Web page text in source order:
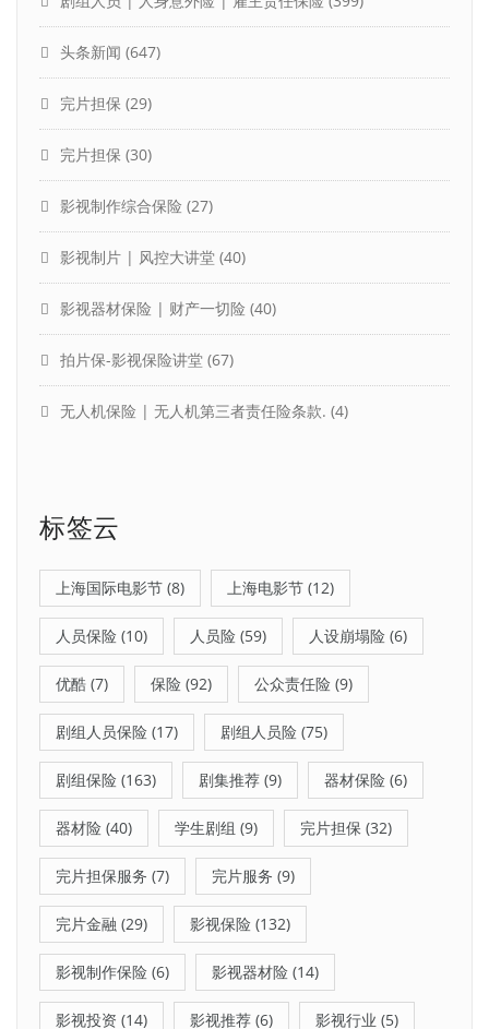
头条新闻 (647)
完片担保 (29)
完片担保 (30)
影视制作综合保险 (27)
影视制片 | 风控大讲堂 (40)
影视器材保险 | 财产一切险 (40)
拍片保-影视保险讲堂 (67)
无人机保险 | 无人机第三者责任险条款. (4)
标签云
上海国际电影节 (8) 上海电影节 (12)
人员保险 (10) 人员险 (59) 人设崩塌险 (6)
优酷 (7) 保险 (92) 公众责任险 (9)
剧组人员保险 (17) 剧组人员险 (75)
剧组保险 (163) 剧集推荐 (9) 器材保险 (6)
器材险 (40) 学生剧组 (9) 完片担保 (32)
完片担保服务 (7) 完片服务 (9)
完片金融 (29) 影视保险 (132)
影视制作保险 (6) 影视器材险 (14)
影视投资 (14) 影视推荐 (6) 影视行业 (5)